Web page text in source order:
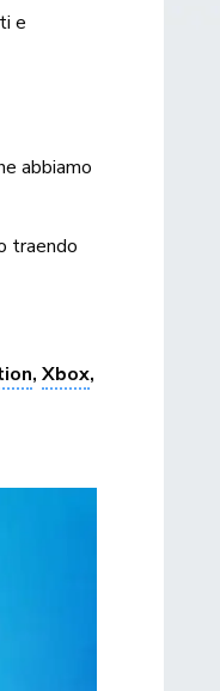
e
abbiamo
traendo
,Xbox,